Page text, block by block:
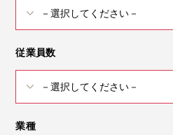
従業員数
業種